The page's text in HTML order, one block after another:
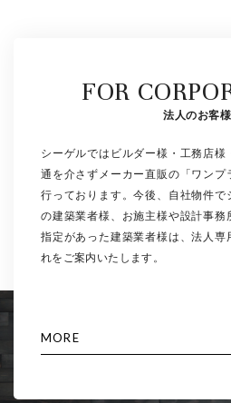
FOR
法人のお客
シーゲルではビルダー様・工務店
通を介さずメーカー直販の「ワンプ
行っております。今後、自社物件で
の建築業者様、お施主様や設計事
指定があった建築業者様は、法人
れをご案内いたします。
MORE